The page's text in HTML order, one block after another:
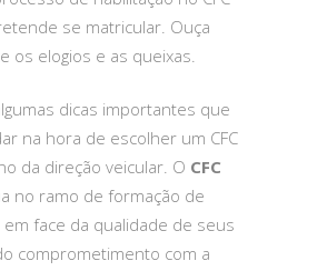
se matricular. Ouça
os elogios e as queixas.
dicas importantes que
na hora de escolher um CFC
da direção veicular. O CFC
no ramo de formação de
face da qualidade de seus
comprometimento com a